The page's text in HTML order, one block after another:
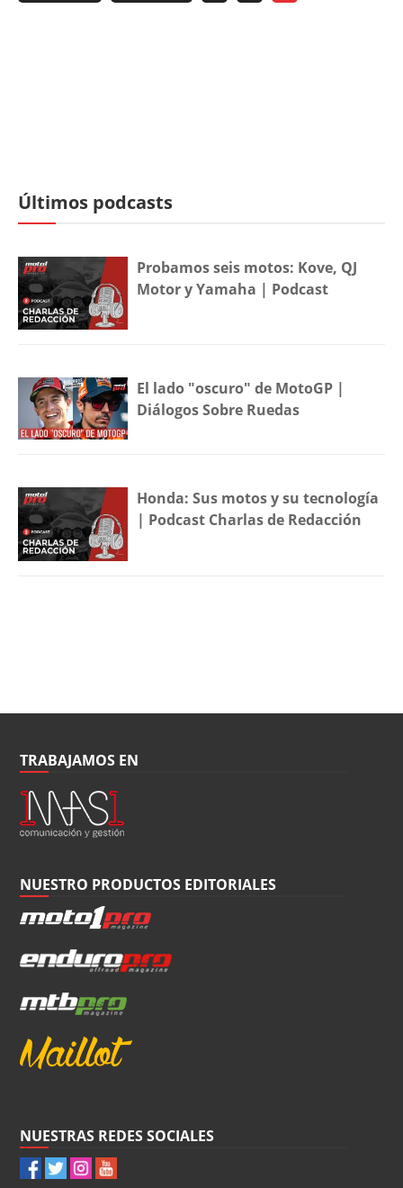
Últimos podcasts
Probamos seis motos: Kove, QJ
Motor y Yamaha | Podcast
El lado "oscuro" de MotoGP |
Diálogos Sobre Ruedas
Honda: Sus motos y su tecnología
| Podcast Charlas de Redacción
TRABAJAMOS EN
NUESTRO PRODUCTOS EDITORIALES
NUESTRAS REDES SOCIALES